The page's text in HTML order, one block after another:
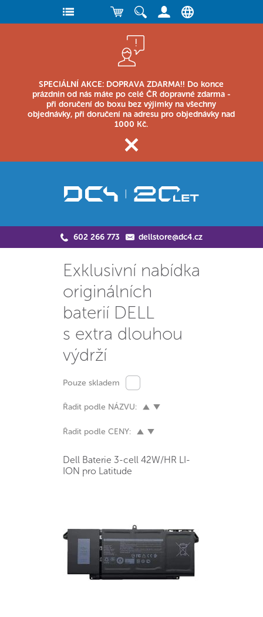
SPECIÁLNÍ AKCE: DOPRAVA ZDARMA!! Do konce
prázdnin od nás máte po celé ČR dopravné zdarma -
při doručení do boxu bez výjimky na všechny
objednávky, při doručení na adresu pro objednávky nad
1000 Kč.
602 266 773 dellstore@dc4.cz
Exklusivní nabídka
originálních
baterií DELL
s extra dlouhou
výdrží
Pouze skladem
Řadit podle NÁZVU:
Řadit podle CENY:
Dell Baterie 3-cell 42W/HR LI-
ION pro Latitude